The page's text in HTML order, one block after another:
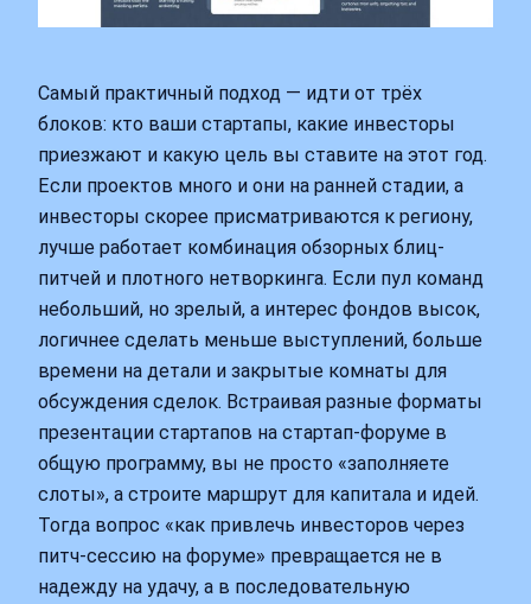
Самый практичный подход — идти от трёх
блоков: кто ваши стартапы, какие инвесторы
приезжают и какую цель вы ставите на этот год.
Если проектов много и они на ранней стадии, а
инвесторы скорее присматриваются к региону,
лучше работает комбинация обзорных блиц-
питчей и плотного нетворкинга. Если пул команд
небольший, но зрелый, а интерес фондов высок,
логичнее сделать меньше выступлений, больше
времени на детали и закрытые комнаты для
обсуждения сделок. Встраивая разные форматы
презентации стартапов на стартап-форуме в
общую программу, вы не просто «заполняете
слоты», а строите маршрут для капитала и идей.
Тогда вопрос «как привлечь инвесторов через
питч-сессию на форуме» превращается не в
надежду на удачу, а в последовательную